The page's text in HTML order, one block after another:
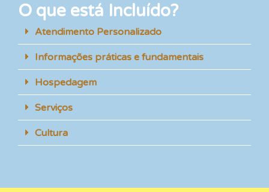
O que está Incluído?
Atendimento Personalizado
Informações práticas e fundamentais
Hospedagem
Serviços
Cultura